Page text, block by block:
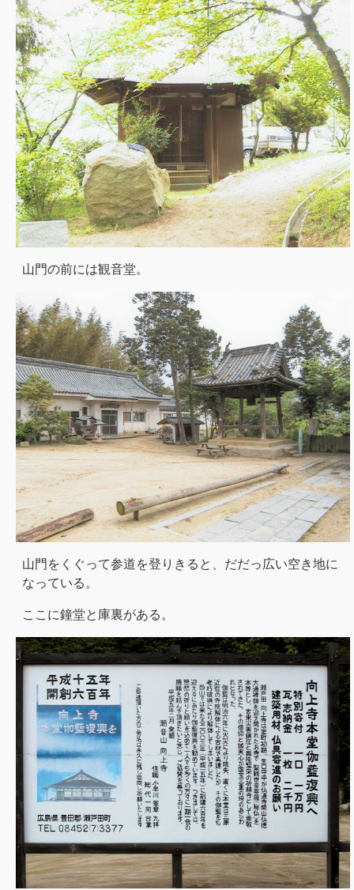
山門の前には観音堂。
山門をくぐって参道を登りきると、だだっ広い空き地に
なっている。
ここに鐘堂と庫裏がある。